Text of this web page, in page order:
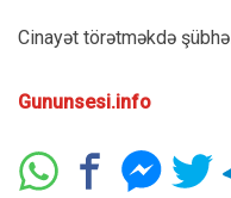
Cinayət törətməkdə
Gununsesi.info